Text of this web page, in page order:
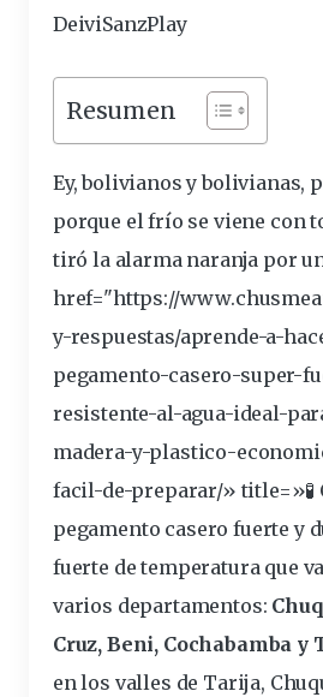
DeiviSanzPlay
Resumen
Ey, bolivianos y bolivianas,
porque elfrío se viene con
tiró la alarma naranja por
href="https://
y-respuestas/aprende-a-
pegamento-casero-super-
resistente-al-agua-ideal-
madera-y-plastico-
facil-de-preparar/» title=»🧪
pegamento casero fuerte y
fuerte detemperaturaque
varios departamentos:
Cruz, Beni, Cochabamba y
en los valles de Tarija,